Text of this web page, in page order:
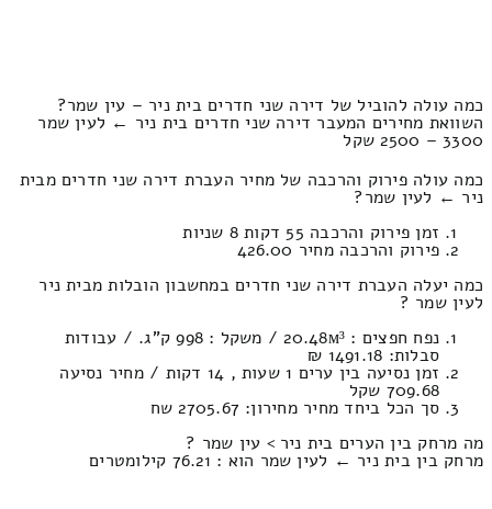
כמה עולה להוביל של דירה שני חדרים בית ניר – עין שמר?
השוואת מחירים המעבר דירה שני חדרים בית ניר ← לעין שמר
3300 – 2500 שקל
כמה עולה פירוק והרכבה של מחיר העברת דירה שני חדרים מבית
ניר ← לעין שמר?
זמן פירוק והרכבה 55 דקות 8 שניות
פירוק והרכבה מחיר 426.00
כמה יעלה העברת דירה שני חדרים במחשבון הובלות מבית ניר
לעין שמר ?
נפח חפצים : 20.48м³ / משקל : 998 ק”ג. / עבודות
סבלות: 1491.18 ₪
זמן נסיעה בין ערים 1 שעות , 14 דקות / מחיר נסיעה
709.68 שקל
סך הכל ביחד מחיר מחירון: 2705.67 שח
מה מרחק בין הערים בית ניר > עין שמר ?
מרחק בין בית ניר ← לעין שמר הוא : 76.21 קילומטרים